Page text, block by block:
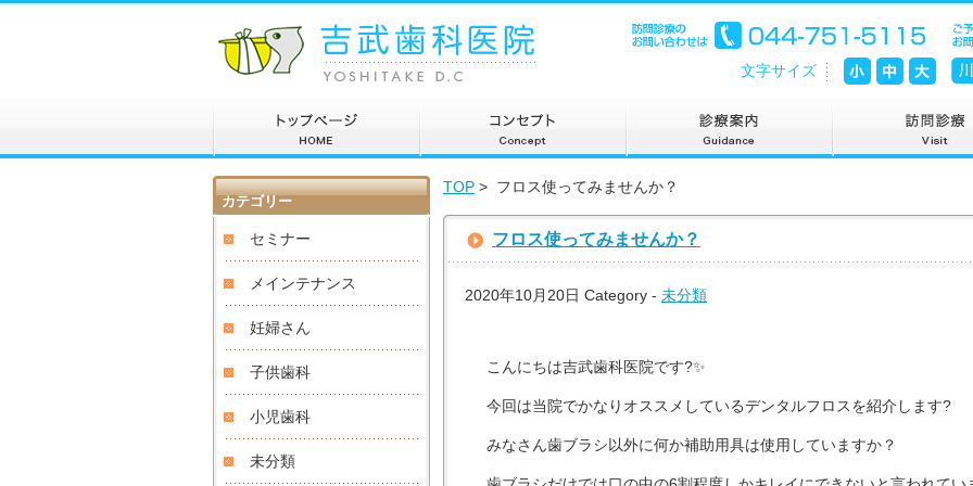
文字サイズ
TOP > フロス使ってみませんか？
フロス使ってみませんか？
2020年10月20日 Category - 未分類
こんにちは吉武歯科医院です?✨
今回は当院でかなりオススメしているデンタルフロスを紹介します?
みなさん歯ブラシ以外に何か補助用具は使用していますか？
カテゴリー
セミナー
メインテナンス
妊婦さん
子供歯科
小児歯科
未分類